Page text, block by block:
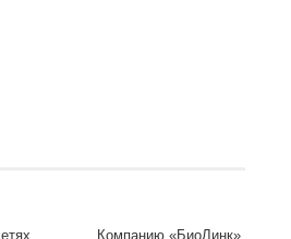
Компанию «БиоЛинк»